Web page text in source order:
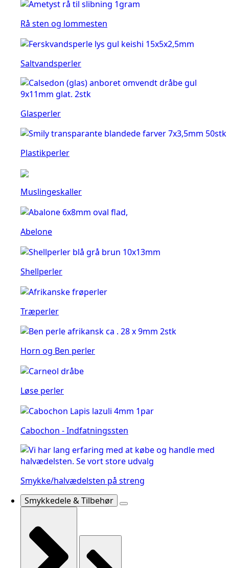
Rå sten og lommesten
Saltvandsperler
Glasperler
Plastikperler
Muslingeskaller
Abelone
Shellperler
Træperler
Horn og Ben perler
Løse perler
Cabochon - Indfatningssten
Smykke/halvædelsten på streng
Smykkedele & Tilbehør